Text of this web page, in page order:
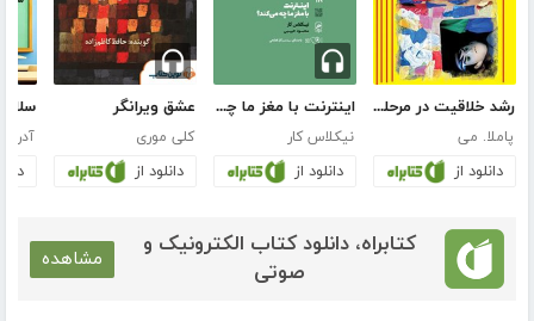
رشد خلاقیت در مرحله پایه دوران کودکی
پاملا. می
دانلود از
اینترنت با مغز ما چه می‌کند
نیکلاس کار
دانلود از
عشق ویرانگر
کلی موری
دانلود از
کتابراه، دانلود کتاب الکترونیک و
صوتی
مشاهده